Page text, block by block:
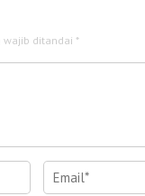
wajib ditandai *